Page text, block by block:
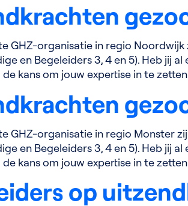
GHZ-organisatie in regio Noordwijk
en Begeleiders 3, 4 en 5). Heb jij
kans om jouw expertise in te
GHZ-organisatie in regio Monster
en Begeleiders 3, 4 en 5). Heb jij
kans om jouw expertise in te
op